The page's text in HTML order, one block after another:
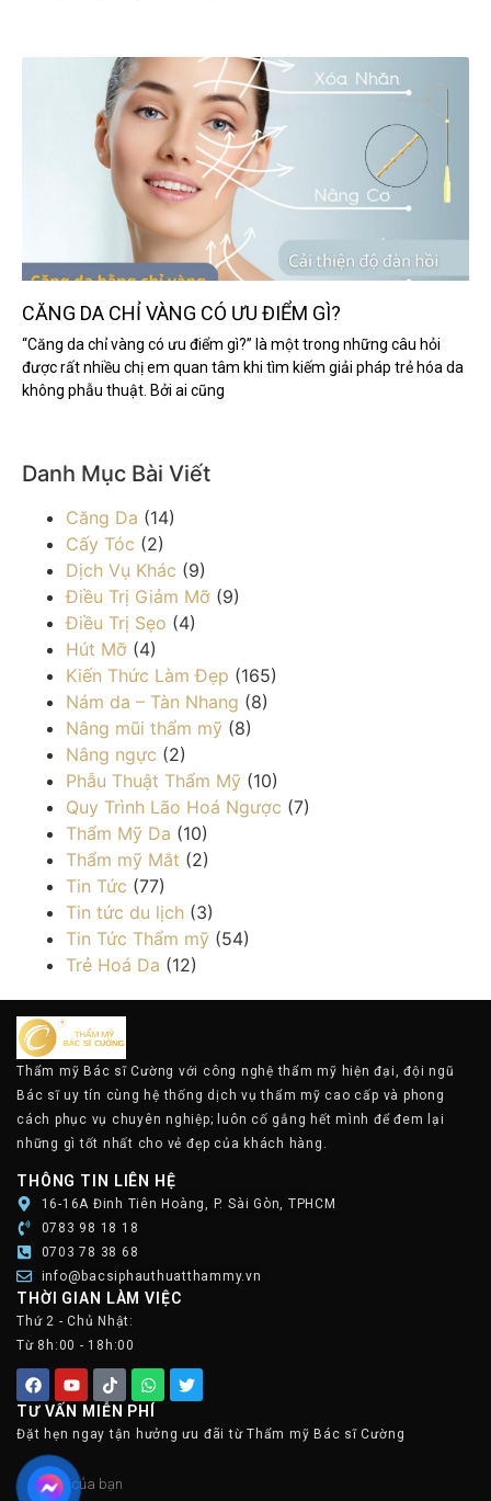
CĂNG DA CHỈ VÀNG CÓ ƯU ĐIỂM GÌ?
“Căng da chỉ vàng có ưu điểm gì?” là một trong những câu hỏi
được rất nhiều chị em quan tâm khi tìm kiếm giải pháp trẻ hóa da
không phẫu thuật. Bởi ai cũng
Danh Mục Bài Viết
Căng Da (14)
Cấy Tóc (2)
Dịch Vụ Khác (9)
Điều Trị Giảm Mỡ (9)
Điều Trị Sẹo (4)
Hút Mỡ (4)
Kiến Thức Làm Đẹp (165)
Nám da – Tàn Nhang (8)
Nâng mũi thẩm mỹ (8)
Nâng ngực (2)
Phẫu Thuật Thẩm Mỹ (10)
Quy Trình Lão Hoá Ngược (7)
Thẩm Mỹ Da (10)
Thẩm mỹ Mắt (2)
Tin Tức (77)
Tin tức du lịch (3)
Tin Tức Thẩm mỹ (54)
Trẻ Hoá Da (12)
Thẩm mỹ Bác sĩ Cường với công nghệ thẩm mỹ hiện đại, đội ngũ
Bác sĩ uy tín cùng hệ thống dịch vụ thẩm mỹ cao cấp và phong
cách phục vụ chuyên nghiệp; luôn cố gắng hết mình để đem lại
những gì tốt nhất cho vẻ đẹp của khách hàng.
THÔNG TIN LIÊN HỆ
16-16A Đinh Tiên Hoàng, P. Sài Gòn, TPHCM
0783 98 18 18
0703 78 38 68
info@bacsiphauthuatthammy.vn
THỜI GIAN LÀM VIỆC
Thứ 2 - Chủ Nhật:
Từ 8h:00 - 18h:00
TƯ VẤN MIỄN PHÍ
Đặt hẹn ngay tận hưởng ưu đãi từ Thẩm mỹ Bác sĩ Cường